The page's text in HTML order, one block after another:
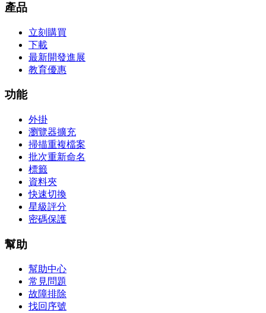
產品
立刻購買
下載
最新開發進展
教育優惠
功能
外掛
瀏覽器擴充
掃描重複檔案
批次重新命名
標籤
資料夾
快速切換
星級評分
密碼保護
幫助
幫助中心
常見問題
故障排除
找回序號